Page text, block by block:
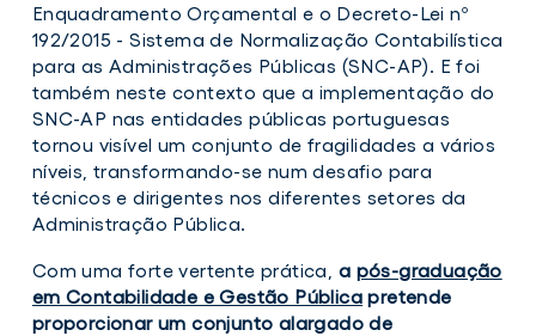
Enquadramento Orçamental e o Decreto-Lei nº
192/2015 - Sistema de Normalização Contabilística
para as Administrações Públicas (SNC-AP). E foi
também neste contexto que a implementação do
SNC-AP nas entidades públicas portuguesas
tornou visível um conjunto de fragilidades a vários
níveis, transformando-se num desafio para
técnicos e dirigentes nos diferentes setores da
Administração Pública.
Com uma forte vertente prática, a pós-graduação
em Contabilidade e Gestão Pública pretende
proporcionar um conjunto alargado de